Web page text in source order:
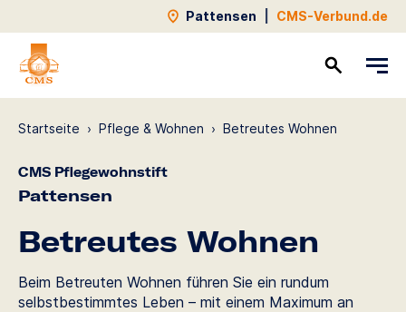
Pattensen CMS-Verbund.de
Startseite › Pflege & Wohnen › Betreutes Wohnen
CMS Pflegewohnstift
Pattensen
Betreutes Wohnen
Beim Betreuten Wohnen führen Sie ein rundum
selbstbestimmtes Leben – mit einem Maximum an